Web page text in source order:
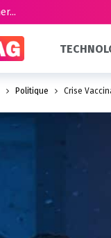
Politique Crise